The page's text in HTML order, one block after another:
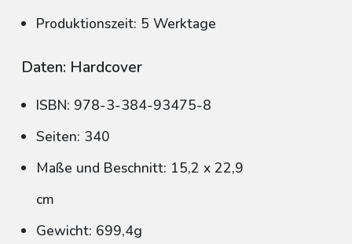
Produktionszeit: 5 Werktage
Daten: Hardcover
ISBN: 978-3-384-93475-8
Seiten: 340
Maße und Beschnitt: 15,2 x 22,9
cm
Gewicht: 699,4g